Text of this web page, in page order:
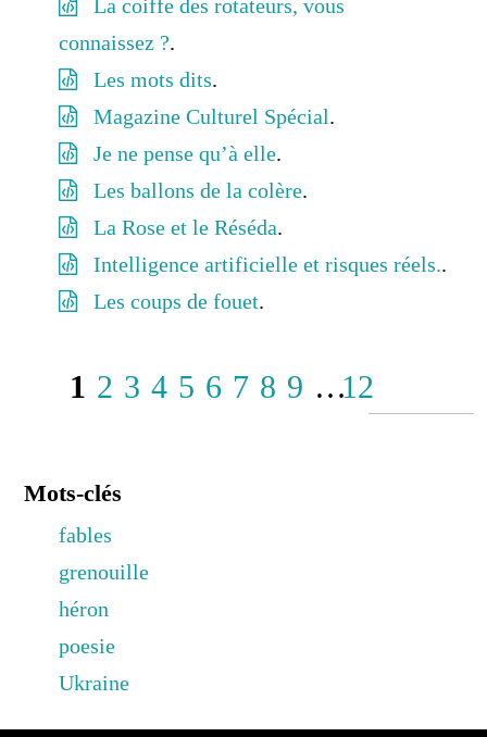
La coiffe des rotateurs, vous
connaissez ?.
Les mots dits.
Magazine Culturel Spécial.
Je ne pense qu’à elle.
Les ballons de la colère.
La Rose et le Réséda.
Intelligence artificielle et risques réels..
Les coups de fouet.
1 2 3 4 5 6 7 8 9 …12
Mots-clés
fables
grenouille
héron
poesie
Ukraine